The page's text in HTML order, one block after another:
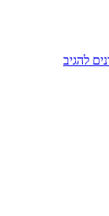
להגיב